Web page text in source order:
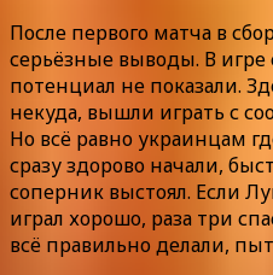
После первого матча в
серьёзные выводы. В
потенциал не показали.
некуда, вышли играть с
Но всё равно украинцам
сразу здорово начали,
соперник выстоял. Если
играл хорошо, раза три
всё правильно делали,